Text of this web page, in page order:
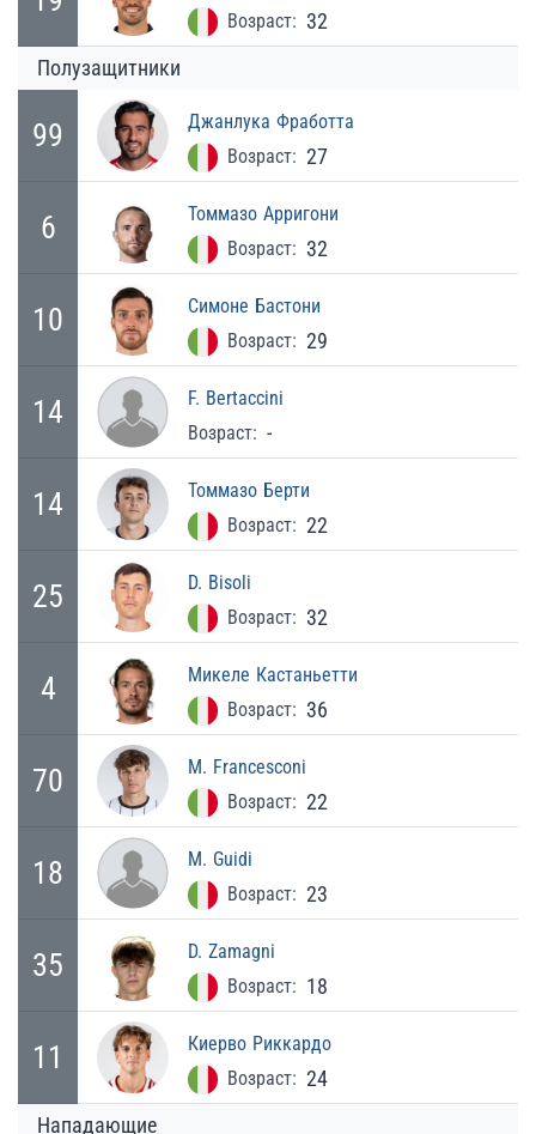
Возраст: 32
Полузащитники
99 Джанлука Фработта
Возраст: 27
6 Томмазо Арригони
Возраст: 32
10 Симоне Бастони
Возраст: 29
14 F. Bertaccini
Возраст: -
14 Томмазо Берти
Возраст: 22
25 D. Bisoli
Возраст: 32
4 Микеле Кастаньетти
Возраст: 36
70 M. Francesconi
Возраст: 22
18 M. Guidi
Возраст: 23
35 D. Zamagni
Возраст: 18
11 Киерво Риккардо
Возраст: 24
Нападающие